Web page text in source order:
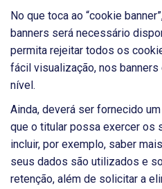
No que toca ao “cookie
banners será necessário
permita rejeitar todos os
fácil visualização, nos
nível.
Ainda, deverá ser fornecido
que o titular possa exercer os
incluir, por exemplo, saber
seus dados são utilizados e
retenção, além de solicitar a